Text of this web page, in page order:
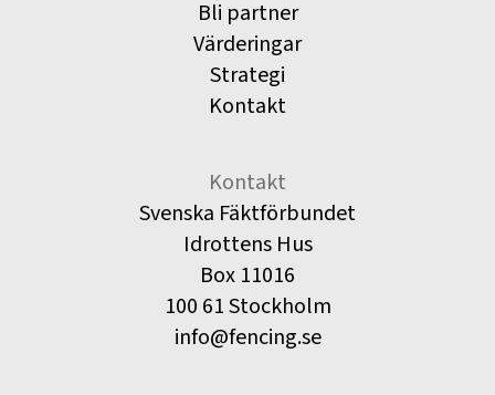
Bli partner
Värderingar
Strategi
Kontakt
Kontakt
Svenska Fäktförbundet
Idrottens Hus
Box 11016
100 61 Stockholm
info@fencing.se